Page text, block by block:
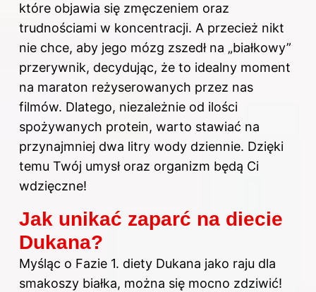
które objawia się zmęczeniem oraz
trudnościami w koncentracji. A przecież nikt
nie chce, aby jego mózg zszedł na „białkowy”
przerywnik, decydując, że to idealny moment
na maraton reżyserowanych przez nas
filmów. Dlatego, niezależnie od ilości
spożywanych protein, warto stawiać na
przynajmniej dwa litry wody dziennie. Dzięki
temu Twój umysł oraz organizm będą Ci
wdzięczne!
Jak unikać zaparć na diecie
Dukana?
Myśląc o Fazie 1. diety Dukana jako raju dla
smakoszy białka, można się mocno zdziwić!